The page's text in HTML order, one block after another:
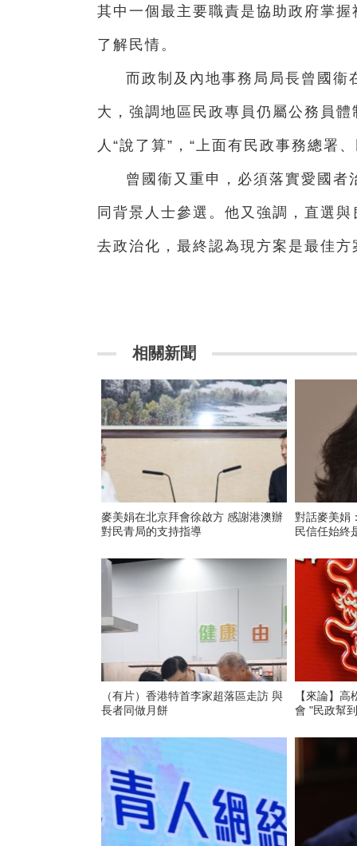
其中一個最主要職責是協助政府掌
了解民情。
而政制及內地事務局局長曾國衞
大，強調地區民政專員仍屬公務員
人“說了算”，“上面有民政事務總署
曾國衞又重申，必須落實愛國
同背景人士參選。他又強調，直選
去政治化，最終認為現方案是最佳方
相關新聞
麥美娟在北京拜會徐啟方 感謝港澳辦
對民青局的支持指導
對話麥美娟
民信任始終
（有片）香港特首李家超落區走訪 與
長者同做月餅
【來論】
會 "民政幫